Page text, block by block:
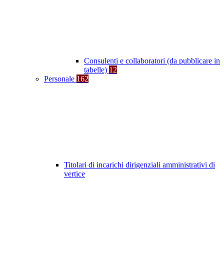
Consulenti e collaboratori (da pubblicare in
tabelle) 12
Personale 162
Titolari di incarichi dirigenziali amministrativi di
vertice